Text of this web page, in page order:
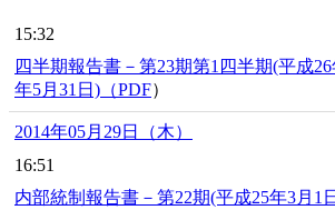
15:32
四半期報告書－第23期第1四半期(平成
年5月31日)（PDF）
2014年05月29日（木）
16:51
内部統制報告書－第22期(平成25年3月1